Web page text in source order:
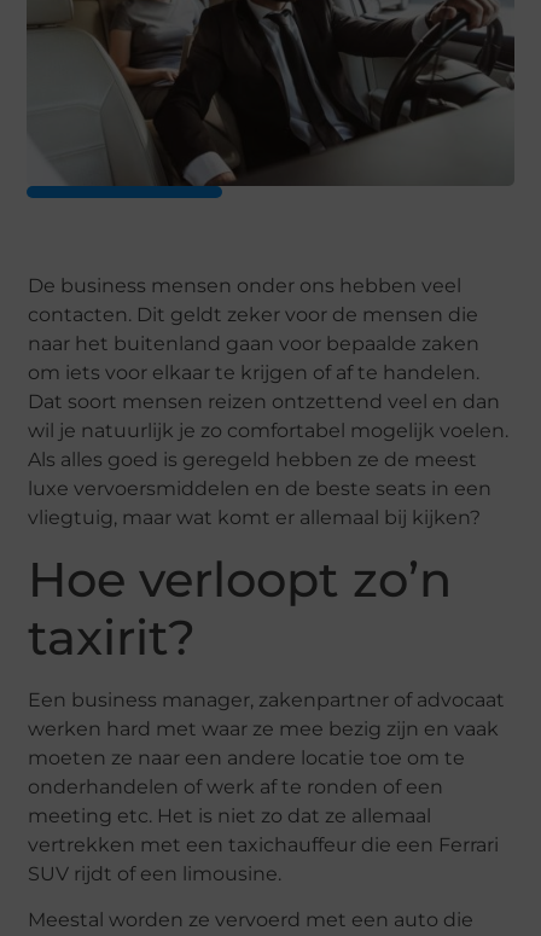
De business mensen onder ons hebben veel
contacten. Dit geldt zeker voor de mensen die
naar het buitenland gaan voor bepaalde zaken
om iets voor elkaar te krijgen of af te handelen.
Dat soort mensen reizen ontzettend veel en dan
wil je natuurlijk je zo comfortabel mogelijk voelen.
Als alles goed is geregeld hebben ze de meest
luxe vervoersmiddelen en de beste seats in een
vliegtuig, maar wat komt er allemaal bij kijken?
Hoe verloopt zo’n
taxirit?
Een business manager, zakenpartner of advocaat
werken hard met waar ze mee bezig zijn en vaak
moeten ze naar een andere locatie toe om te
onderhandelen of werk af te ronden of een
meeting etc. Het is niet zo dat ze allemaal
vertrekken met een taxichauffeur die een Ferrari
SUV rijdt of een limousine.
Meestal worden ze vervoerd met een auto die